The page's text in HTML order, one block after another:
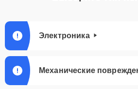
Электроника
Механические